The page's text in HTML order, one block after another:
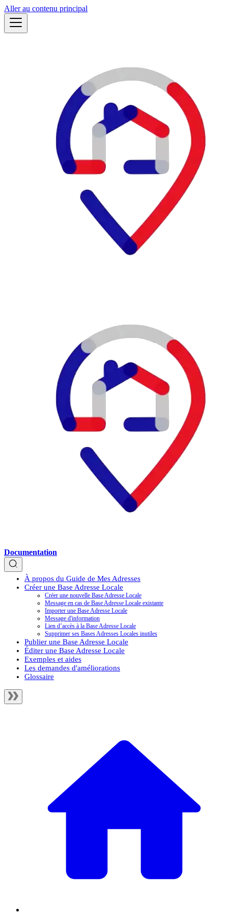
Aller au contenu principal
Documentation
À propos du Guide de Mes Adresses
Créer une Base Adresse Locale
Créer une nouvelle Base Adresse Locale
Message en cas de Base Adresse Locale existante
Importer une Base Adresse Locale
Message d'information
Lien d’accès à la Base Adresse Locale
Supprimer ses Bases Adresses Locales inutiles
Publier une Base Adresse Locale
Éditer une Base Adresse Locale
Exemples et aides
Les demandes d'améliorations
Glossaire